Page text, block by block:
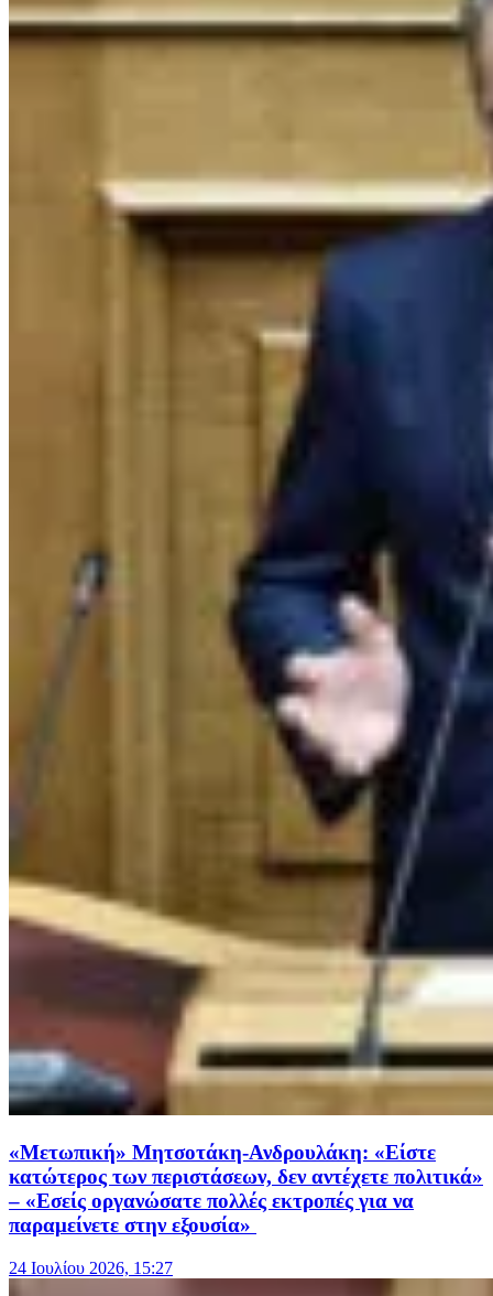
«Μετωπική» Μητσοτάκη-Ανδρουλάκη: «Είστε
κατώτερος των περιστάσεων, δεν αντέχετε πολιτικά»
– «Εσείς οργανώσατε πολλές εκτροπές για να
παραμείνετε στην εξουσία»
24 Ιουλίου 2026, 15:27